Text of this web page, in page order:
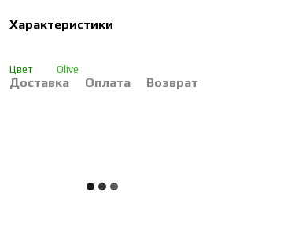
Характеристики
Цвет Olive
Доставка Оплата Возврат